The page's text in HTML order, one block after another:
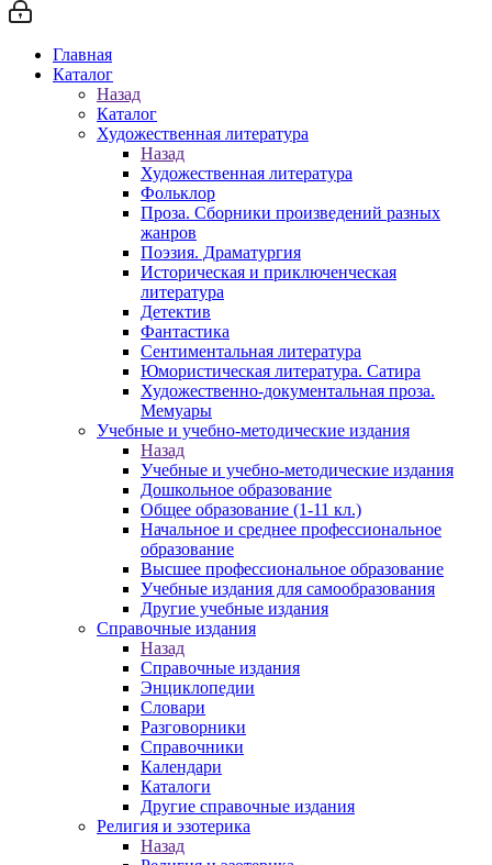
Главная
Каталог
Назад
Каталог
Художественная литература
Назад
Художественная литература
Фольклор
Проза. Сборники произведений разных
жанров
Поэзия. Драматургия
Историческая и приключенческая
литература
Детектив
Фантастика
Сентиментальная литература
Юмористическая литература. Сатира
Художественно-документальная проза.
Мемуары
Учебные и учебно-методические издания
Назад
Учебные и учебно-методические издания
Дошкольное образование
Общее образование (1-11 кл.)
Начальное и среднее профессиональное
образование
Высшее профессиональное образование
Учебные издания для самообразования
Другие учебные издания
Справочные издания
Назад
Справочные издания
Энциклопедии
Словари
Разговорники
Справочники
Календари
Каталоги
Другие справочные издания
Религия и эзотерика
Назад